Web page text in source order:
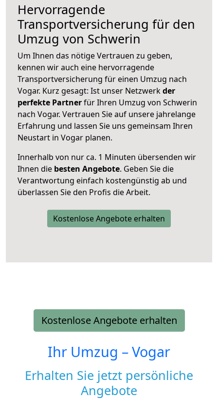
Hervorragende
Transportversicherung für den
Umzug von Schwerin
Um Ihnen das nötige Vertrauen zu geben,
kennen wir auch eine hervorragende
Transportversicherung für einen Umzug nach
Vogar. Kurz gesagt: Ist unser Netzwerkder
perfekte Partnerfür Ihren Umzug von Schwerin
nach Vogar. Vertrauen Sie auf unsere jahrelange
Erfahrung und lassen Sie uns gemeinsam Ihren
Neustart in Vogar planen.
Innerhalb von nur ca. 1 Minuten übersenden wir
Ihnen die besten Angebote. Geben Sie die
Verantwortung einfach kostengünstig ab und
überlassen Sie den Profis die Arbeit.
Kostenlose Angebote erhalten
Kostenlose Angebote erhalten
Ihr Umzug –Vogar
Erhalten Sie jetzt persönliche
Angebote